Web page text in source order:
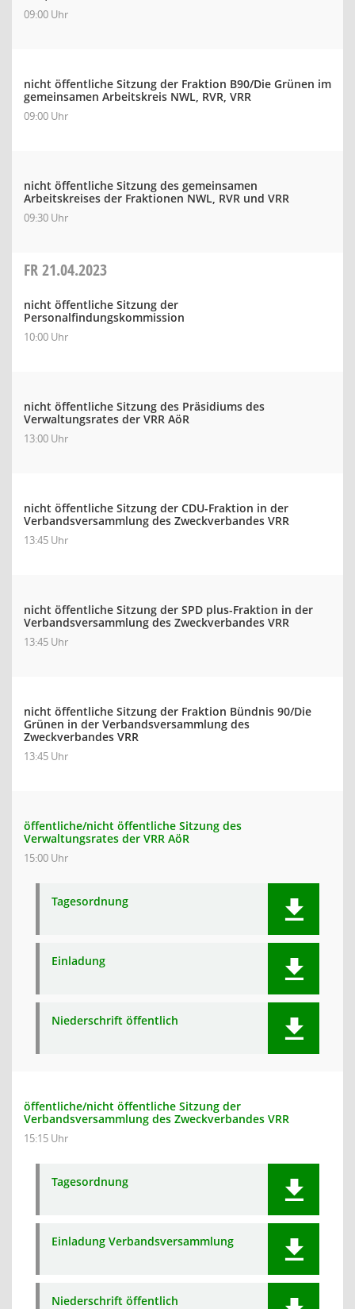
09:00 Uhr
nicht öffentliche Sitzung der Fraktion B90/Die Grünen im
gemeinsamen Arbeitskreis NWL, RVR, VRR
09:00 Uhr
nicht öffentliche Sitzung des gemeinsamen
Arbeitskreises der Fraktionen NWL, RVR und VRR
09:30 Uhr
FR21.04.2023
nicht öffentliche Sitzung der
Personalfindungskommission
10:00 Uhr
nicht öffentliche Sitzung des Präsidiums des
Verwaltungsrates der VRR AöR
13:00 Uhr
nicht öffentliche Sitzung der CDU-Fraktion in der
Verbandsversammlung des Zweckverbandes VRR
13:45 Uhr
nicht öffentliche Sitzung der SPD plus-Fraktion in der
Verbandsversammlung des Zweckverbandes VRR
13:45 Uhr
nicht öffentliche Sitzung der Fraktion Bündnis 90/Die
Grünen in der Verbandsversammlung des
Zweckverbandes VRR
13:45 Uhr
öffentliche/nicht öffentliche Sitzung des
Verwaltungsrates der VRR AöR
15:00 Uhr
Tagesordnung
Einladung
Niederschrift öffentlich
öffentliche/nicht öffentliche Sitzung der
Verbandsversammlung des Zweckverbandes VRR
15:15 Uhr
Tagesordnung
Einladung Verbandsversammlung
Niederschrift öffentlich